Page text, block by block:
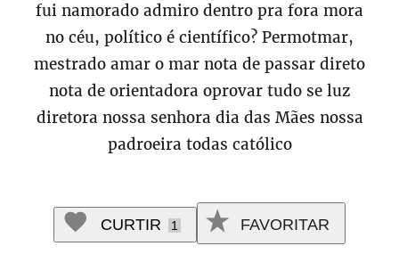
fui namorado admiro dentro pra fora mora
no céu, político é científico? Permotmar,
mestrado amar o mar nota de passar direto
nota de orientadora oprovar tudo se luz
diretora nossa senhora dia das Mães nossa
padroeira todas católico
CURTIR 1 FAVORITAR